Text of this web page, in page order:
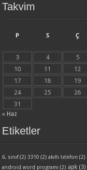
Takvim
P
S Ç
3
4 5
10
11 12
17
18 19
24
25 26
31
« Haz
Etiketler
6. sınıf(2) 3310 (2) akıllı telefon (2)
android word programı (2) apk (3)